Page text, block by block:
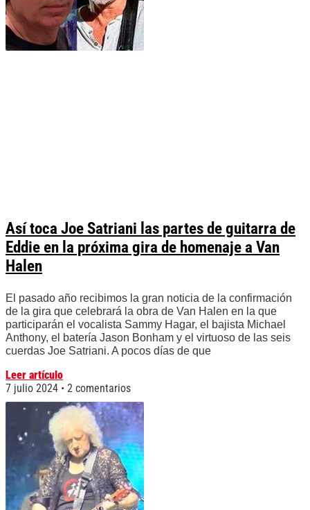
Así toca Joe Satriani las partes de guitarra de
Eddie en la próxima gira de homenaje a Van
Halen
El pasado año recibimos la gran noticia de la confirmación
de la gira que celebrará la obra de Van Halen en la que
participarán el vocalista Sammy Hagar, el bajista Michael
Anthony, el batería Jason Bonham y el virtuoso de las seis
cuerdas Joe Satriani. A pocos días de que
Leer artículo
7 julio 2024
2 comentarios